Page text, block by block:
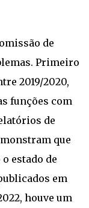
de
Primeiro
2019/2020,
funções com
de
que
estado de
em
houve um